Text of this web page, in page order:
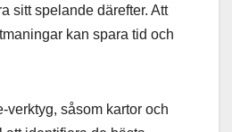
sitt spelande därefter. Att
kan spara tid och
verktyg, såsom kartor och